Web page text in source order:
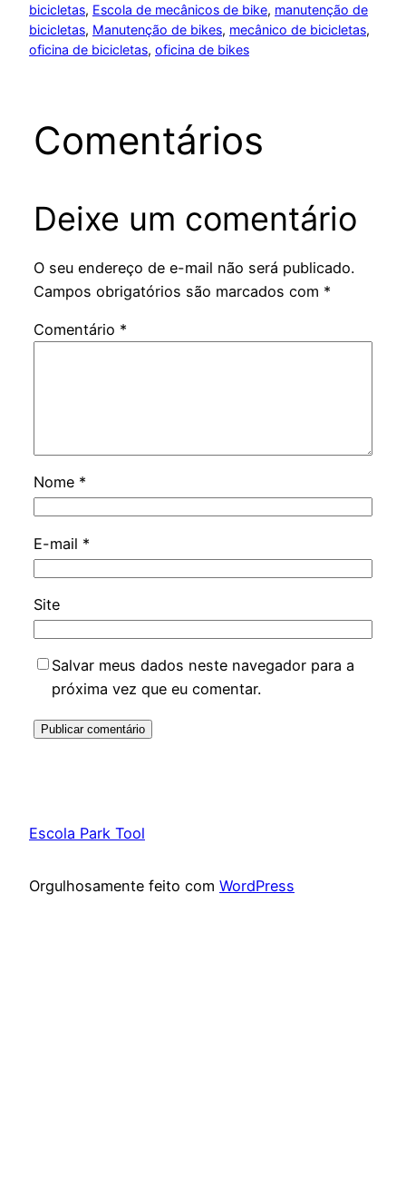
bicicletas, Escola de mecânicos de bike, manutenção de
bicicletas, Manutenção de bikes, mecânico de bicicletas
oficina de bicicletas, oficina de bikes
Comentários
Deixe um comentário
O seu endereço de e-mail não será publicado.
Campos obrigatórios são marcados com *
Comentário *
Nome *
E-mail *
Site
Salvar meus dados neste navegador para a
próxima vez que eu comentar.
Escola Park Tool
Orgulhosamente feito com WordPress